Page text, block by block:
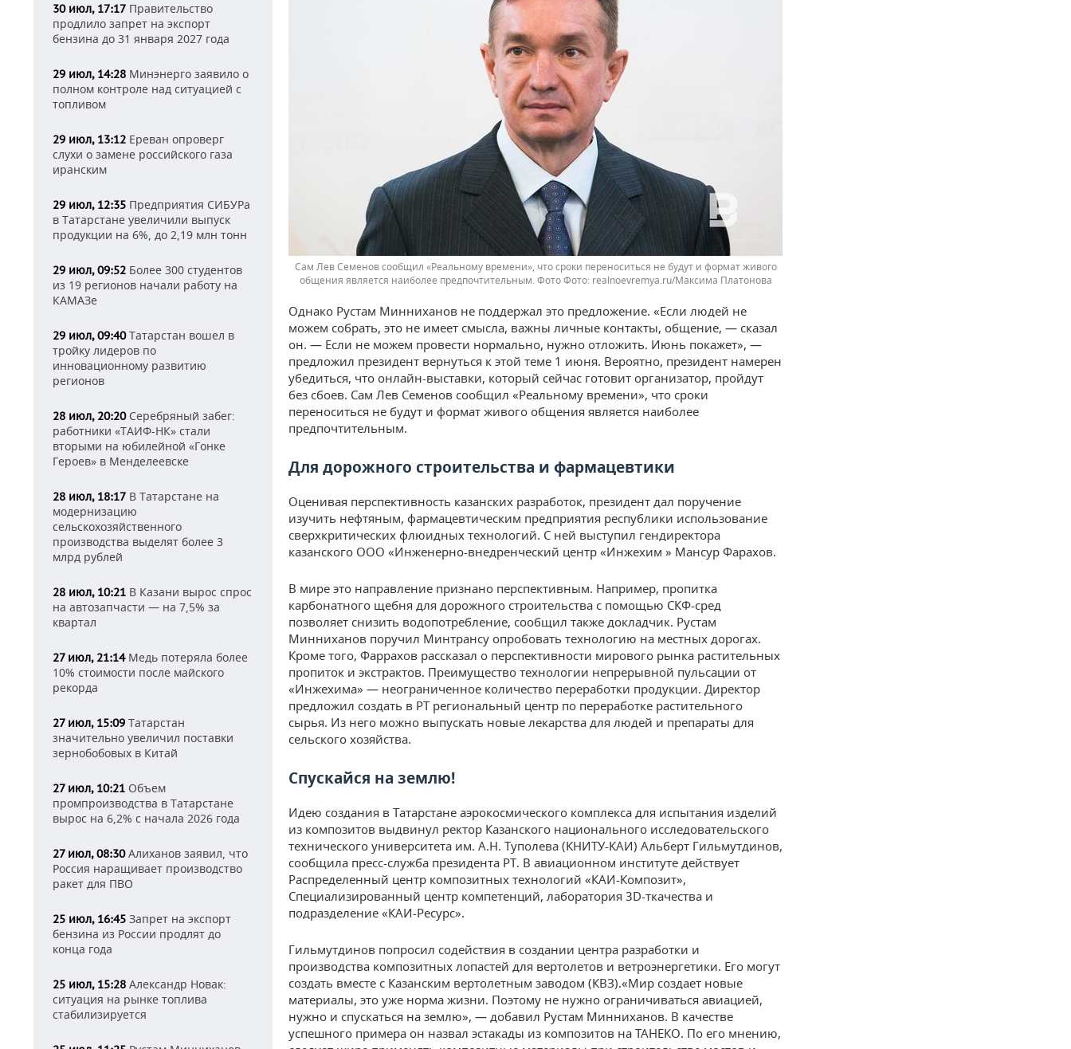
30 июл, 17:17 Правительство
продлило запрет на экспорт
бензина до 31 января 2027 года
29 июл, 14:28 Минэнерго заявило о
полном контроле над ситуацией с
топливом
29 июл, 13:12 Ереван опроверг
слухи о замене российского газа
иранским
29 июл, 12:35 Предприятия СИБУРа
в Татарстане увеличили выпуск
продукции на 6%, до 2,19 млн тонн
29 июл, 09:52 Более 300 студентов
из 19 регионов начали работу на
КАМАЗе
29 июл, 09:40Татарстан вошел в
тройку лидеров по
инновационному развитию
регионов
28 июл, 20:20Серебряный забег:
работники «ТАИФ-НК» стали
вторыми на юбилейной «Гонке
Героев» в Менделеевске
28 июл, 18:17 В Татарстане на
модернизацию
сельскохозяйственного
производства выделят более 3
млрд рублей
28 июл, 10:21 В Казани вырос спрос
на автозапчасти — на 7,5% за
квартал
27 июл, 21:14Медь потеряла более
10% стоимости после майского
рекорда
27 июл, 15:09 Татарстан
значительно увеличил поставки
зернобобовых в Китай
27 июл, 10:21 Объем
промпроизводства в Татарстане
вырос на 6,2% с начала 2026 года
27 июл, 08:30Алиханов заявил, что
Россия наращивает производство
ракет для ПВО
25 июл, 16:45 Запрет на экспорт
бензина из России продлят до
конца года
25 июл, 15:28 Александр Новак:
ситуация на рынке топлива
стабилизируется
Сам Лев Семенов сообщил «Реальному времени», что сроки переноситься не будут и формат живого
общения является наиболее предпочтительным. Фото
realnoevremya.ru/Максима Платонова
Однако Рустам Минниханов не поддержал это предложение. «Если людей не
можем собрать, это не имеет смысла, важны личные контакты, общение, — сказал
он. — Если не можем провести нормально, нужно отложить. Июнь покажет», —
предложил президент вернуться к этой теме 1 июня. Вероятно, президент намерен
убедиться, что онлайн-выставки, который сейчас готовит организатор, пройдут
без сбоев. Сам Лев Семенов сообщил «Реальному времени», что сроки
переноситься не будут и формат живого общения является наиболее
предпочтительным.
Для дорожного строительства и фармацевтики
Оценивая перспективность казанских разработок, президент дал поручение
изучить нефтяным, фармацевтическим предприятия республики использование
сверхкритических флюидных технологий. С ней выступил гендиректора
казанского ООО «Инженерно-внедренческий центр «Инжехим » Мансур Фарахов.
В мире это направление признано перспективным. Например, пропитка
карбонатного щебня для дорожного строительства с помощью СКФ-сред
позволяет снизить водопотребление, сообщил также докладчик. Рустам
Минниханов поручил Минтрансу опробовать технологию на местных дорогах.
Кроме того, Фаррахов рассказал о перспективности мирового рынка растительных
пропиток и экстрактов. Преимущество технологии непрерывной пульсации от
«Инжехима» — неограниченное количество переработки продукции. Директор
предложил создать в РТ региональный центр по переработке растительного
сырья. Из него можно выпускать новые лекарства для людей и препараты для
сельского хозяйства.
Спускайся на землю!
Идею создания в Татарстане аэрокосмического комплекса для испытания изделий
из композитов выдвинул ректор Казанского национального исследовательского
технического университета им. А.Н. Туполева (КНИТУ-КАИ) Альберт Гильмутдинов,
сообщила пресс-служба президента РТ. В авиационном институте действует
Распределенный центр композитных технологий «КАИ-Композит»,
Специализированный центр компетенций, лаборатория 3D-ткачества и
подразделение «КАИ-Ресурс».
Гильмутдинов попросил содействия в создании центра разработки и
производства композитных лопастей для вертолетов и ветроэнергетики. Его могут
создать вместе с Казанским вертолетным заводом (КВЗ).«Мир создает новые
материалы, это уже норма жизни. Поэтому не нужно ограничиваться авиацией,
нужно и спускаться на землю», — добавил Рустам Минниханов. В качестве
успешного примера он назвал эстакады из композитов на ТАНЕКО. По его мнению,